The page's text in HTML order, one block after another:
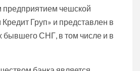
предприятием чешской
Груп» и представлен в
бывшего СНГ, в том числе и в